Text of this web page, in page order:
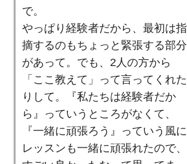
で。
やっぱり経験者だから、最初は指
摘するのもちょっと緊張する部分
があって。でも、2人の方から
「ここ教えて」って言ってくれた
りして。『私たちは経験者だか
ら』っていうところがなくて、
『一緒に頑張ろう』っていう風に
レッスンも一緒に頑張れたので、